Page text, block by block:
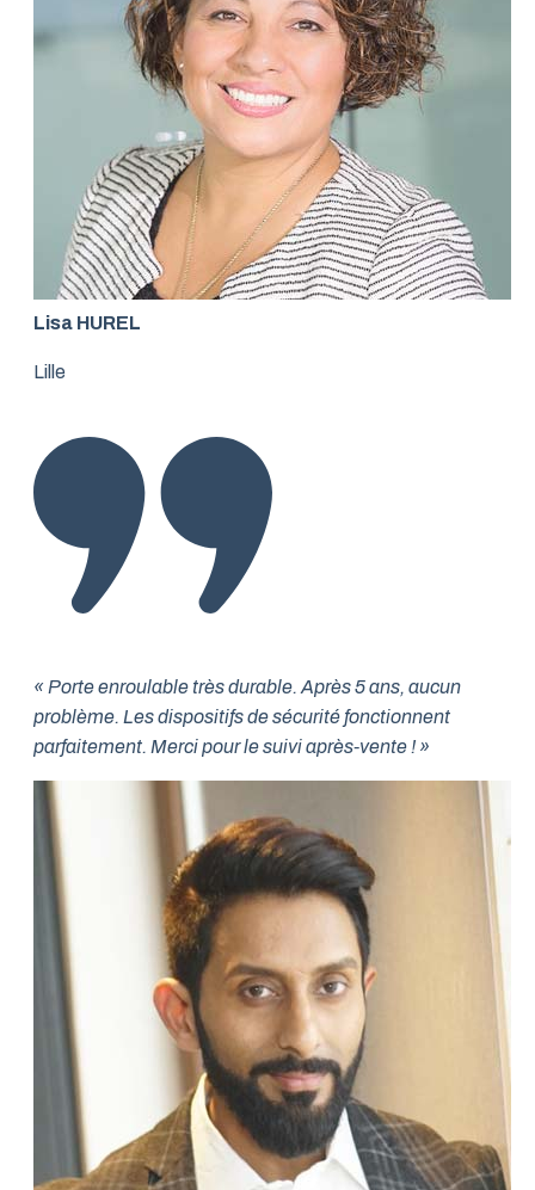
Lisa HUREL
Lille
« Porte enroulable très durable. Après 5 ans, aucun
problème. Les dispositifs de sécurité fonctionnent
parfaitement. Merci pour le suivi après-vente ! »